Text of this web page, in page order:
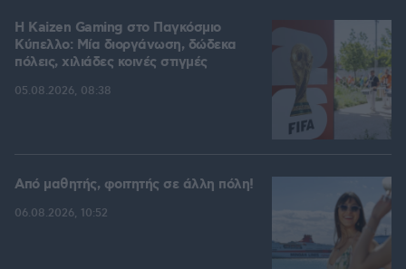
H Kaizen Gaming στο Παγκόσμιο
Kύπελλο: Μία διοργάνωση, δώδεκα
πόλεις, χιλιάδες κοινές στιγμές
05.08.2026, 08:38
Από μαθητής, φοιτητής σε άλλη πόλη!
06.08.2026, 10:52